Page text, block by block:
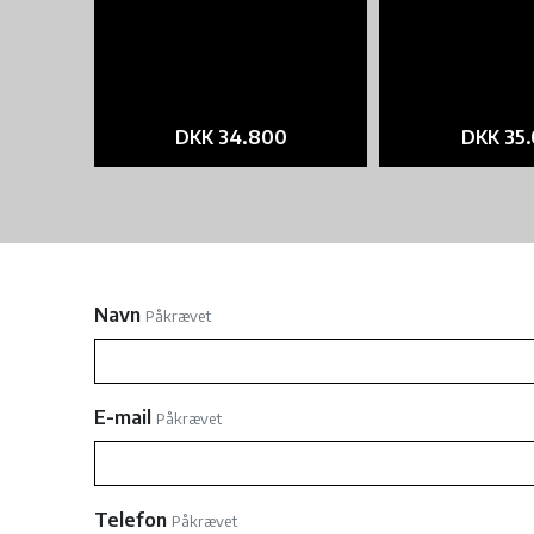
DKK 34.800 DKK
Navn Påkrævet
E-mail Påkrævet
Telefon Påkrævet